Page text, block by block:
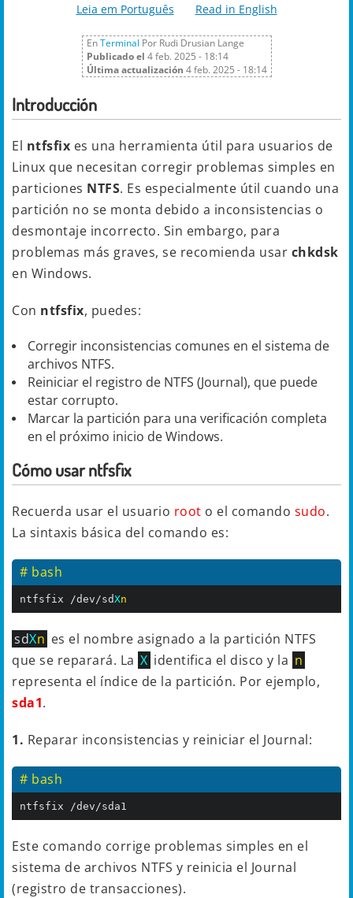
Leia em Português Read in English
EnTerminal Por Rudi Drusian Lange
Publicado el 4 feb. 2025 - 18:14
Última actualización 4 feb. 2025 - 18:14
Introducción
El ntfsfix es una herramienta útil para usuarios de
Linux que necesitan corregir problemas simples en
particiones NTFS. Es especialmente útil cuando una
partición no se monta debido a inconsistencias o
desmontaje incorrecto. Sin embargo, para
problemas más graves, se recomienda usar chkdsk
en Windows.
Con ntfsfix, puedes:
Corregir inconsistencias comunes en el sistema de
archivos NTFS.
Reiniciar el registro de NTFS (Journal), que puede
estar corrupto.
Marcar la partición para una verificación completa
en el próximo inicio de Windows.
Cómo usar ntfsfix
Recuerda usar el usuario root o el comando sudo.
La sintaxis básica del comando es:
# bash
ntfsfix /dev/sdXn
sdXn es el nombre asignado a la partición NTFS
que se reparará. La X identifica el disco y la n
representa el índice de la partición. Por ejemplo,
sda1.
1. Reparar inconsistencias y reiniciar el Journal:
# bash
ntfsfix /dev/sda1
Este comando corrige problemas simples en el
sistema de archivos NTFS y reinicia el Journal
(registro de transacciones).